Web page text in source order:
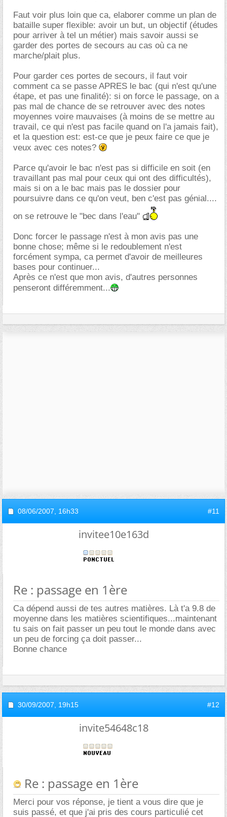
Faut voir plus loin que ca, elaborer comme un plan de
bataille super flexible: avoir un but, un objectif (études
pour arriver à tel un métier) mais savoir aussi se
garder des portes de secours au cas où ca ne
marche/plait plus.
Pour garder ces portes de secours, il faut voir
comment ca se passe APRES le bac (qui n'est qu'une
étape, et pas une finalité): si on force le passage, on a
pas mal de chance de se retrouver avec des notes
moyennes voire mauvaises (à moins de se mettre au
travail, ce qui n'est pas facile quand on l'a jamais fait),
et la question est: est-ce que je peux faire ce que je
veux avec ces notes?
Parce qu'avoir le bac n'est pas si difficile en soit (en
travaillant pas mal pour ceux qui ont des difficultés),
mais si on a le bac mais pas le dossier pour
poursuivre dans ce qu'on veut, ben c'est pas génial....
on se retrouve le "bec dans l'eau"
Donc forcer le passage n'est à mon avis pas une
bonne chose; même si le redoublement n'est
forcément sympa, ca permet d'avoir de meilleures
bases pour continuer...
Après ce n'est que mon avis, d'autres personnes
penseront différemment...
08/06/2007, 16h33 #11
invitee10e163d
Re : passage en 1ère
Ca dépend aussi de tes autres matières. Là t'a 9.8 de
moyenne dans les matières scientifiques...maintenant
tu sais on fait passer un peu tout le monde dans avec
un peu de forcing ça doit passer...
Bonne chance
30/09/2007, 19h15 #12
invite54648c18
Re : passage en 1ère
Merci pour vos réponse, je tient a vous dire que je
suis passé, et que j'ai pris des cours particulié cet